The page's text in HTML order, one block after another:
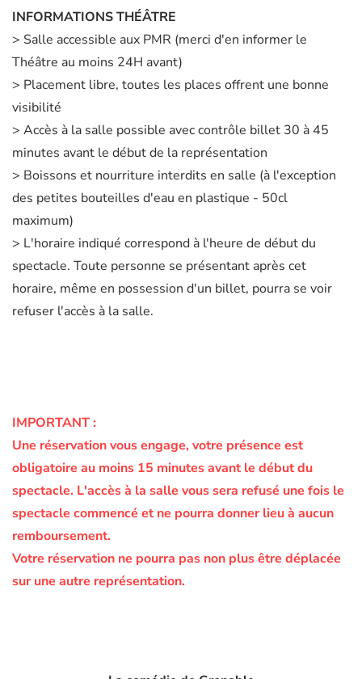
INFORMATIONS THÉÂTRE
> Salle accessible aux PMR (merci d'en informer le
Théâtre au moins 24H avant)
> Placement libre, toutes les places offrent une bonne
visibilité
> Accès à la salle possible avec contrôle billet 30 à 45
minutes avant le début de la représentation
> Boissons et nourriture interdits en salle (à l'exception
des petites bouteilles d'eau en plastique - 50cl
maximum)
> L'horaire indiqué correspond à l'heure de début du
spectacle. Toute personne se présentant après cet
horaire, même en possession d'un billet, pourra se voir
refuser l'accès à la salle.
IMPORTANT :
Une réservation vous engage, votre présence est
obligatoire au moins 15 minutes avant le début du
spectacle. L'accès à la salle vous sera refusé une fois le
spectacle commencé et ne pourra donner lieu à aucun
remboursement.
Votre réservation ne pourra pas non plus être déplacée
sur une autre représentation.